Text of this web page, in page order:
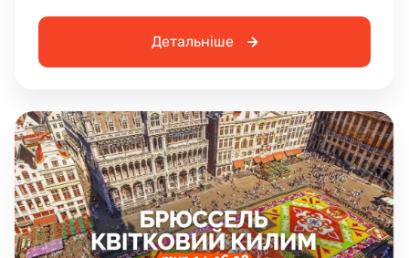
Детальніше